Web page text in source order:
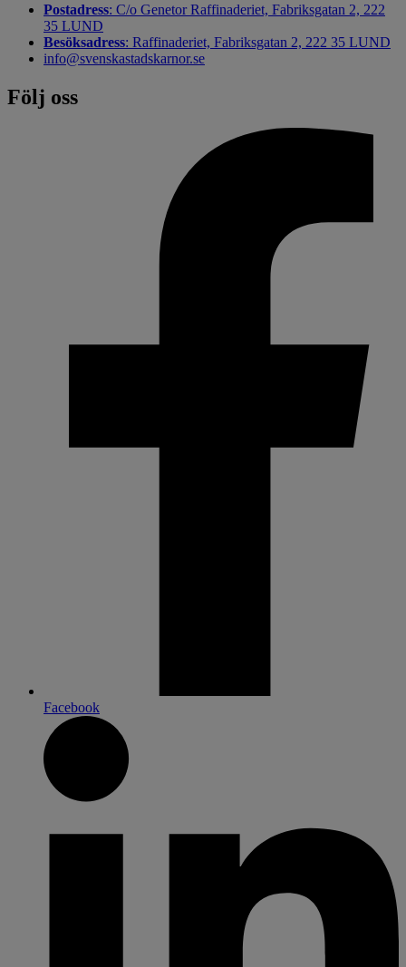
Postadress: C/o Genetor Raffinaderiet, Fabriksgatan 2, 222
35 LUND
Besöksadress: Raffinaderiet, Fabriksgatan 2, 222 35 LUND
info@svenskastadskarnor.se
Följ oss
Facebook